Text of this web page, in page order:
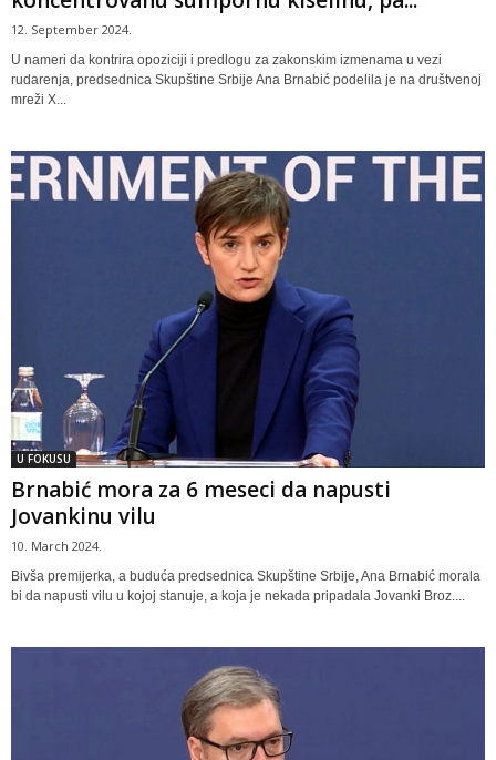
12. September 2024.
U nameri da kontrira opoziciji i predlogu za zakonskim izmenama u vezi
rudarenja, predsednica Skupštine Srbije Ana Brnabić podelila je na društvenoj
mreži X...
U FOKUSU
Brnabić mora za 6 meseci da napusti
Jovankinu vilu
10. March 2024.
Bivša premijerka, a buduća predsednica Skupštine Srbije, Ana Brnabić morala
bi da napusti vilu u kojoj stanuje, a koja je nekada pripadala Jovanki Broz....